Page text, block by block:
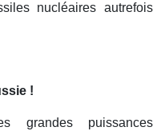
nucléaires autrefois
!
grandes puissances